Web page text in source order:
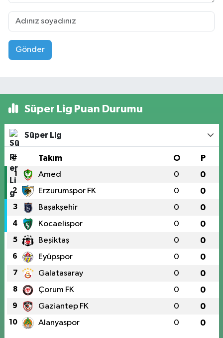
Gönder
Süper Lig Puan Durumu
Süper Lig
# Takım O P
1 Amed 0 0
2 Erzurumspor FK 0 0
3 Başakşehir 0 0
4 Kocaelispor 0 0
5 Beşiktaş 0 0
6 Eyüpspor 0 0
7 Galatasaray 0 0
8 Çorum FK 0 0
9 Gaziantep FK 0 0
10 Alanyaspor 0 0